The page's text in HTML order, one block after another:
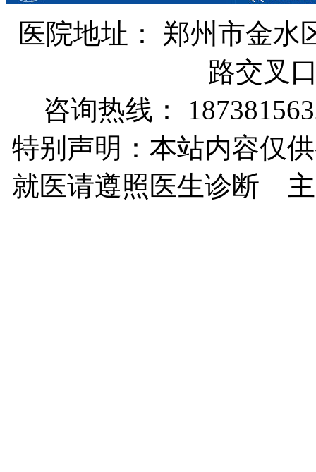
医院地址： 郑州市金水
路交叉
咨询热线：
特别声明：本站内容仅
就医请遵照医生诊断